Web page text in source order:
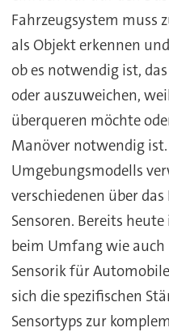
Fahrzeugsystem muss
als Objekt erkennen
ob es notwendig ist,
oder auszuweichen,
überqueren möchte
Manöver notwendig
Umgebungsmodells
verschiedenen über
Sensoren. Bereits
beim Umfang wie
Sensorik für
sich die spezifischen
Sensortyps zur